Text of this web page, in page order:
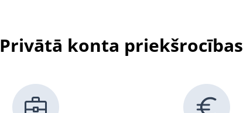
Privātā konta priekšrocības